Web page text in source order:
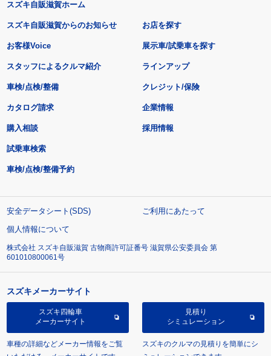
スズキ自販滋賀ホーム
スズキ自販滋賀からのお知らせ
お客様Voice
スタッフによるクルマ紹介
お店を探す
展示車/試乗車を探す
ラインアップ
車検/点検/整備 クレジット/保険
カタログ請求
購入相談
試乗車検索
車検/点検/整備予約
企業情報
採用情報
安全データシート(SDS)
ご利用にあたって
個人情報について
株式会社 スズキ自販滋賀 古物商許可証番号 滋賀県公安委員会 第
601010800061号
スズキメーカーサイト
スズキ四輪車
メーカーサイト
車種の詳細などメーカー情報をご覧
見積り
シミュレーション
スズキのクルマの見積りを簡単にシ